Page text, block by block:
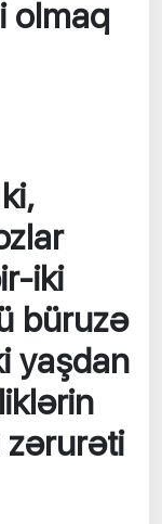
olmaq
iki
büruzə
yaşdan
zərurəti